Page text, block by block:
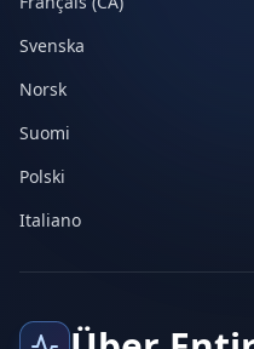
Svenska
Norsk
Suomi
Polski
Italiano